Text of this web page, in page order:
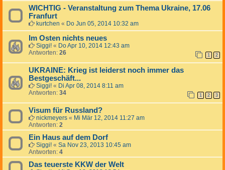
WICHTIG - Veranstaltung zum Thema Ukraine, 17.06
Franfurt
kurtchen « Do Jun 05, 2014 10:32 am
Im Osten nichts neues
Siggi! « Do Apr 10, 2014 12:43 am
Antworten: 26 1 2
UKRAINE: Krieg ist leiderst noch immer das
Bestgeschäft...
Siggi! « Di Apr 08, 2014 8:11 am
Antworten: 34 1 2 3
Visum für Russland?
nickmeyers « Mi Mär 12, 2014 11:27 am
Antworten: 2
Ein Haus auf dem Dorf
Siggi! « Sa Nov 23, 2013 10:45 am
Antworten: 4
Das teuerste KKW der Welt